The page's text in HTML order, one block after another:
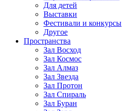
Для детей
Выставки
Фестивали и конкурсы
Другое
Пространства
Зал Восход
Зал Космос
Зал Алмаз
Зал Звезда
Зал Протон
Зал Спираль
Зал Буран